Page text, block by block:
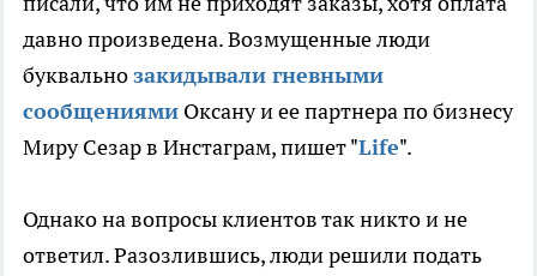
давно произведена. Возмущенные люди
буквальнозакидывали гневными
сообщениями Оксану и ее партнера по бизнесу
Миру Сезар в Инстаграм, пишет "Life".
Однако на вопросы клиентов так никто и не
ответил. Разозлившись, люди решили подать